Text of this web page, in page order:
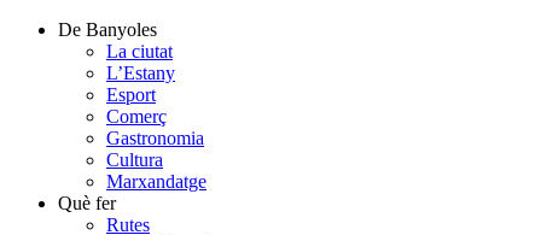
De Banyoles
La ciutat
L’Estany
Esport
Comerç
Gastronomia
Cultura
Marxandatge
Què fer
Rutes